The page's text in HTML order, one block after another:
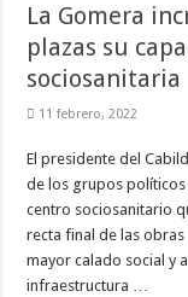
La Gomera
plazas su
sociosanitaria
11 febrero, 2022
El presidente del
de los grupos
centro sociosanitario
recta final de las
mayor calado social y
infraestructura …